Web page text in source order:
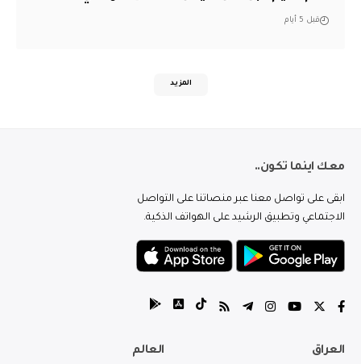
قبل 5 أيام
المزيد
معك اينما تكون..
ابقى على تواصل معنا عبر منصاتنا على التواصل
الاجتماعي وتطبيق الرشيد على الهواتف الذكية.
العراق العالم